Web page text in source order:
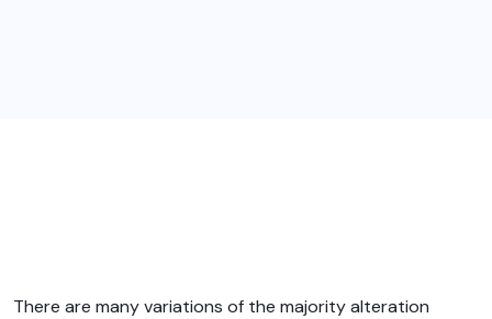
There are many variations of the majority alteration